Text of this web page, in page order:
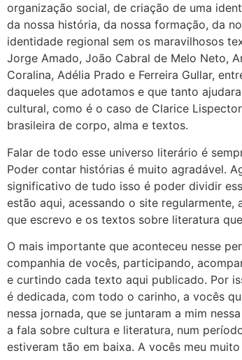
organização social, de criação de uma
da nossa história, da nossa formação, da
identidade regional sem os maravilhosos
Jorge Amado, João Cabral de Melo Neto,
Coralina, Adélia Prado e Ferreira Gullar,
daqueles que adotamos e que tanto
cultural, como é o caso de Clarice
brasileira de corpo, alma e textos.
Falar de todo esse universo literário é
Poder contar histórias é muito agradável.
significativo de tudo isso é poder dividir
estão aqui, acessando o site regularmente,
que escrevo e os textos sobre literatura
O mais importante que aconteceu nesse
companhia de vocês, participando,
e curtindo cada texto aqui publicado. Por
é dedicada, com todo o carinho, a vocês
nessa jornada, que se juntaram a mim
a fala sobre cultura e literatura, num
estiveram tão em baixa. A vocês meu